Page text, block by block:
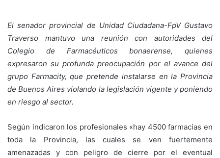
El senador provincial de Unidad Ciudadana-FpV Gustavo
Traverso mantuvo una reunión con autoridades del
Colegio de Farmacéuticos bonaerense, quienes
expresaron su profunda preocupación por el avance del
grupo Farmacity, que pretende instalarse en la Provincia
de Buenos Aires violando la legislación vigente y poniendo
en riesgo al sector.
Según indicaron los profesionales «hay 4500 farmacias en
toda la Provincia, las cuales se ven fuertemente
amenazadas y con peligro de cierre por el eventual